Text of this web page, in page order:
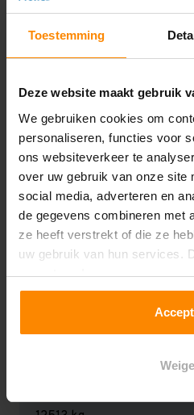
Toestemming
Deze website maakt gebruik
We gebruiken cookies om
personaliseren, functies voor
ons websiteverkeer te
over uw gebruik van onze site
social media, adverteren en
de gegevens combineren met
ze heeft verstrekt of die ze
uw gebruik van hun services.
accepteren!
3.500 mm
Diepte:
Lengte:
24.500 mm
Liggerlengte:
2.700 mm
Aantal niveaus:
3
Kleur staanders:
Draagkracht per
3.000 kg (1.000 kg per